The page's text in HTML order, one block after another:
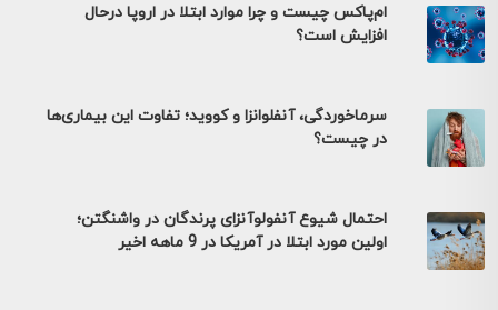
ام‌پاکس چیست و چرا موارد ابتلا در اروپا درحال
افزایش است؟
سرماخوردگی، آنفلوانزا و کووید؛ تفاوت این بیماری‌ها
در چیست؟
احتمال شیوع آنفولوآنزای پرندگان در واشنگتن؛
اولین مورد ابتلا در آمریکا در 9 ماهه اخیر